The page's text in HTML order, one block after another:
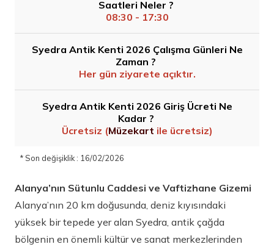
Saatleri Neler ?
08:30 - 17:30
Syedra Antik Kenti 2026 Çalışma Günleri Ne
Zaman ?
Her gün ziyarete açıktır.
Syedra Antik Kenti 2026 Giriş Ücreti Ne
Kadar ?
Ücretsiz (Müzekart ile ücretsiz)
* Son değişiklik : 16/02/2026
Alanya’nın Sütunlu Caddesi ve Vaftizhane Gizemi
Alanya’nın 20 km doğusunda, deniz kıyısındaki
yüksek bir tepede yer alan Syedra, antik çağda
bölgenin en önemli kültür ve sanat merkezlerinden